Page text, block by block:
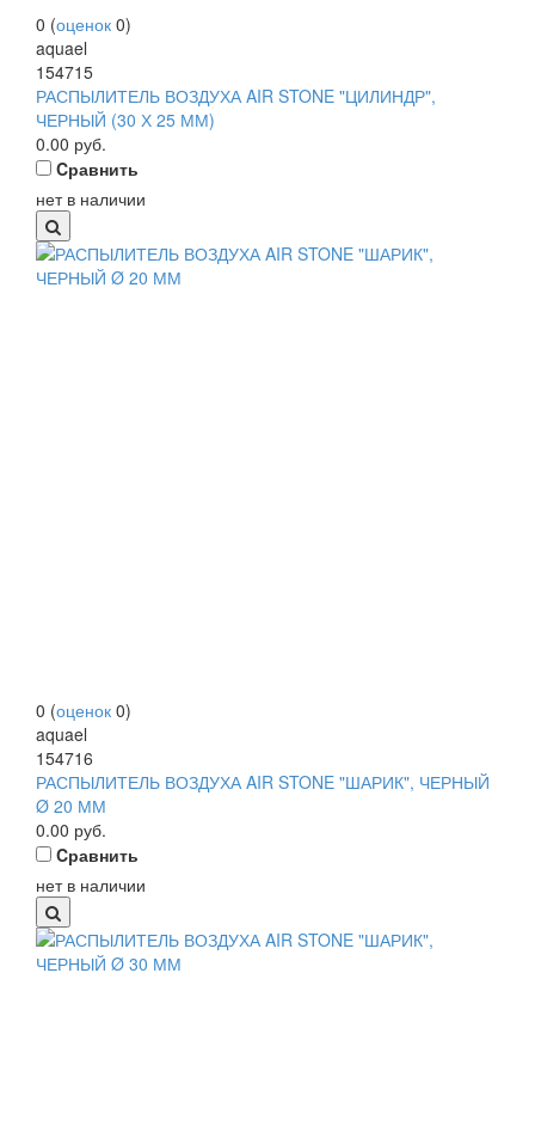
0 (оценок 0)
aquael
154715
РАСПЫЛИТЕЛЬ ВОЗДУХА AIR STONE "ЦИЛИНДР",
ЧЕРНЫЙ (30 Х 25 ММ)
0.00 руб.
Cравнить
нет в наличии
0 (оценок 0)
aquael
154716
РАСПЫЛИТЕЛЬ ВОЗДУХА AIR STONE "ШАРИК", ЧЕРНЫЙ
Ø 20 ММ
0.00 руб.
Cравнить
нет в наличии